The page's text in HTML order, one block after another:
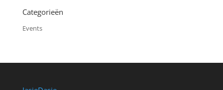
Categorieën
Events